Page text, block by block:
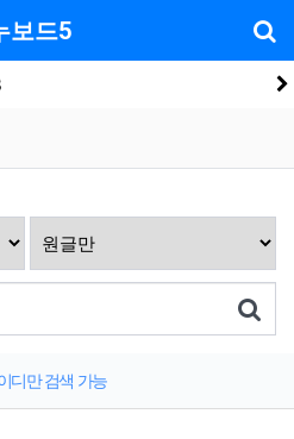
보드5
디만 검색 가능